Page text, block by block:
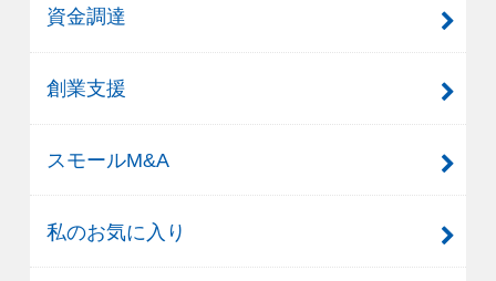
資金調達
創業支援
スモールM&A
私のお気に入り